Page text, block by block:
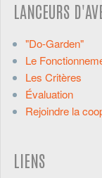
LANCEURS
"Do-Garden"
Le
Les Critères
Évaluation
Rejoindre la
LIENS